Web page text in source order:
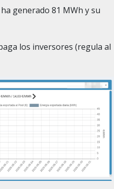
generado 81 MWh y su
los inversores (regula al